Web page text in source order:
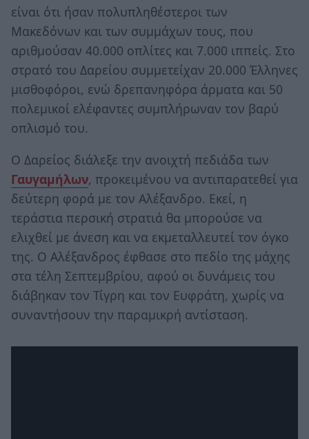
είναι ότι ήσαν πολυπληθέστεροι των
Μακεδόνων και των συμμάχων τους, που
αριθμούσαν 40.000 οπλίτες και 7.000 ιππείς. Στο
στρατό του Δαρείου συμμετείχαν 20.000 Έλληνες
μισθοφόροι, ενώ δρεπανηφόρα άρματα και 50
πολεμικοί ελέφαντες συμπλήρωναν τον βαρύ
οπλισμό του.
Ο Δαρείος διάλεξε την ανοιχτή πεδιάδα των
Γαυγαμήλων, προκειμένου να αντιπαρατεθεί για
δεύτερη φορά με τον Αλέξανδρο. Εκεί, η
τεράστια περσική στρατιά θα μπορούσε να
ελιχθεί με άνεση και να εκμεταλλευτεί τον όγκο
της. Ο Αλέξανδρος έφθασε στο πεδίο της μάχης
στα τέλη Σεπτεμβρίου, αφού οι δυνάμεις του
διάβηκαν τον Τίγρη και τον Ευφράτη, χωρίς να
συναντήσουν την παραμικρή αντίσταση.